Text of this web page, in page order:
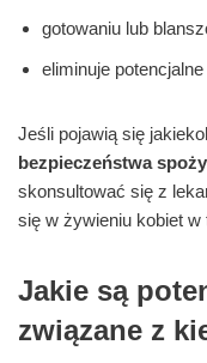
gotowaniu lub
eliminuje
Jeśli pojawią się
bezpieczeństwa
skonsultować się z
się w żywieniu kobiet
Jakie są
związane z